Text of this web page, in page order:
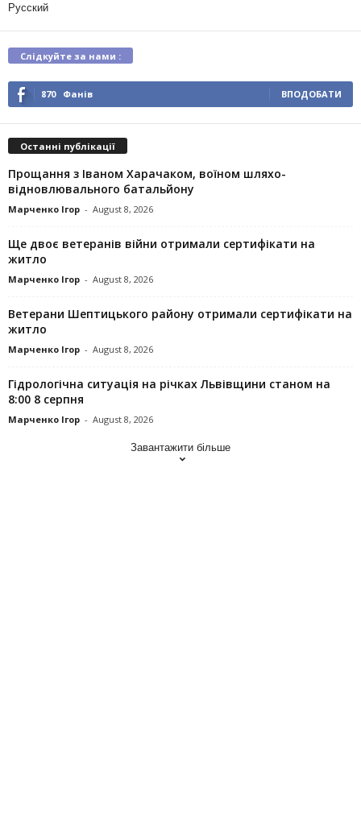
Русский
Слідкуйте за нами :
870 Фанів ВПОДОБАТИ
Останні публікації
Прощання з Іваном Харачаком, воїном шляхо-
відновлювального батальйону
Марченко Ігор - August 8, 2026
Ще двоє ветеранів війни отримали сертифікати на
житло
Марченко Ігор - August 8, 2026
Ветерани Шептицького району отримали сертифікати на
житло
Марченко Ігор - August 8, 2026
Гідрологічна ситуація на річках Львівщини станом на
8:00 8 серпня
Марченко Ігор - August 8, 2026
Завантажити більше